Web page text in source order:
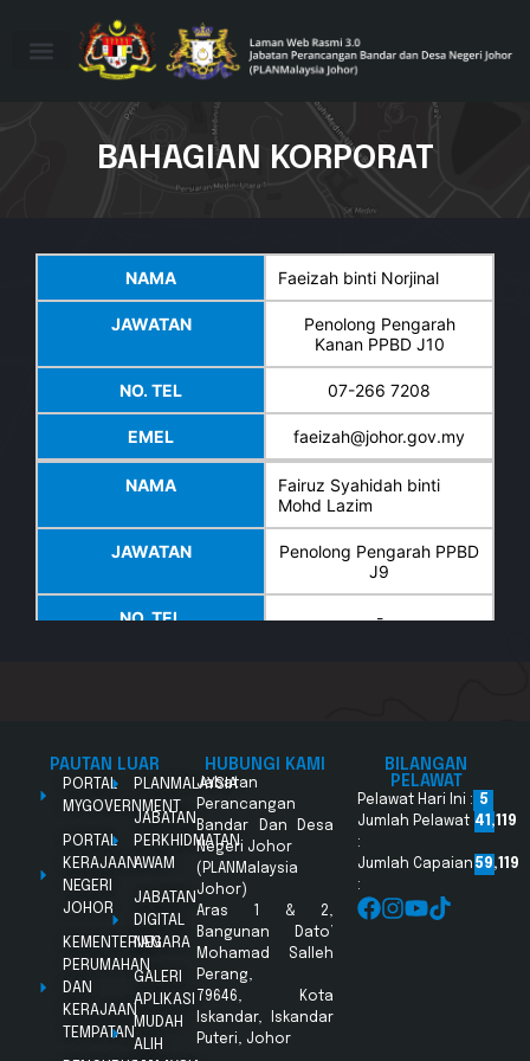
BAHAGIAN KORPORAT
NAMA Faeizah binti Norjinal
JAWATAN
Penolong Pengarah
Kanan PPBD J10
NO. TEL 07-266 7208
EMEL faeizah@johor.gov.my
NAMA
Fairuz Syahidah binti
Mohd Lazim
JAWATAN
Penolong Pengarah PPBD
J9
NO. TEL -
JAWATAN
Penolong Pegawai
Perancang Bandar JA7
NO. TEL 07-266 7212
EMEL maarof@johor.gov.my
NAMA Mahani binti Abu Bakar
JAWATAN
Perancang Bandar JA7
NO. TEL
PAUTAN LUAR
PORTAL
MYGOVERNMENT
PORTAL
KERAJAAN
NEGERI
JOHOR
KEMENTERIAN
PERUMAHAN
DAN
KERAJAAN
TEMPATAN
PLANMALAYSIA
JABATAN
PERKHIDMATAN
AWAM
JABATAN
DIGITAL
NEGARA
GALERI
APLIKASI
MUDAH
ALIH
HUBUNGI KAMI
Jabatan
Perancangan
Bandar Dan Desa
Negeri Johor
(PLANMalaysia
Johor)
Aras 1 & 2,
Bangunan Dato’
Mohamad Salleh
Perang,
79646, Kota
Iskandar, Iskandar
Puteri, Johor
BILANGAN
PELAWAT
Pelawat Hari Ini : 5
Jumlah Pelawat
:
41,119
Jumlah Capaian
:
59,119